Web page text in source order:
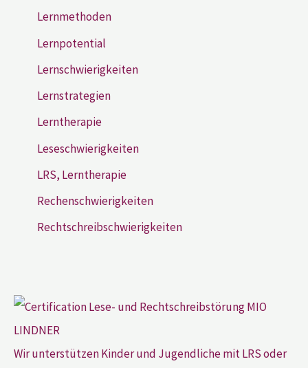
Lernmethoden
Lernpotential
Lernschwierigkeiten
Lernstrategien
Lerntherapie
Leseschwierigkeiten
LRS, Lerntherapie
Rechenschwierigkeiten
Rechtschreibschwierigkeiten
Wir unterstützen Kinder und Jugendliche mit LRS oder